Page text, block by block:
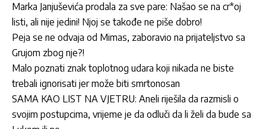
Marka Janjuševića prodala za sve pare: Našao se na cr*oj
listi, ali nije jedini! Njoj se takođe ne piše dobro!
Peja se ne odvaja od Mimas, zaboravio na prijateljstvo sa
Grujom zbog nje?!
Malo poznati znak toplotnog udara koji nikada ne biste
trebali ignorisati jer može biti smrtonosan
SAMA KAO LIST NA VJETRU: Aneli riješila da razmisli o
svojim postupcima, vrijeme je da odluči da li želi da bude sa